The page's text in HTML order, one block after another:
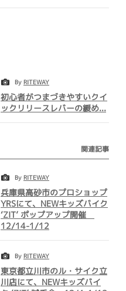
By RITEWAY
初心者がつまづきやすいクイ
ックリリースレバーの緩め...
関連記事
By RITEWAY
兵庫県高砂市のプロショップ
YRSにて、NEWキッズバイク
‘ZIT’ ポップアップ開催
12/14-1/12
By RITEWAY
東京都立川市のル・サイク立
川店にて、NEWキッズバイ